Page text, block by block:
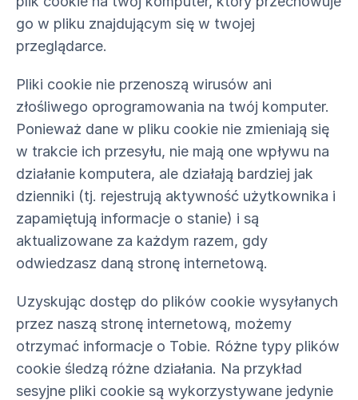
go w pliku znajdującym się w twojej
przeglądarce.
Pliki cookie nie przenoszą wirusów ani
złośliwego oprogramowania na twój komputer.
Ponieważ dane w pliku cookie nie zmieniają się
w trakcie ich przesyłu, nie mają one wpływu na
działanie komputera, ale działają bardziej jak
dzienniki (tj. rejestrują aktywność użytkownika i
zapamiętują informacje o stanie) i są
aktualizowane za każdym razem, gdy
odwiedzasz daną stronę internetową.
Uzyskując dostęp do plików cookie wysyłanych
przez naszą stronę internetową, możemy
otrzymać informacje o Tobie. Różne typy plików
cookie śledzą różne działania. Na przykład
sesyjne pliki cookie są wykorzystywane jedynie